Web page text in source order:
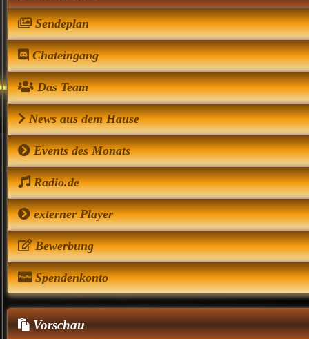
Sendeplan
Chateingang
Das Team
News aus dem Hause
Events des Monats
Radio.de
externer Player
Bewerbung
Spendenkonto
Vorschau